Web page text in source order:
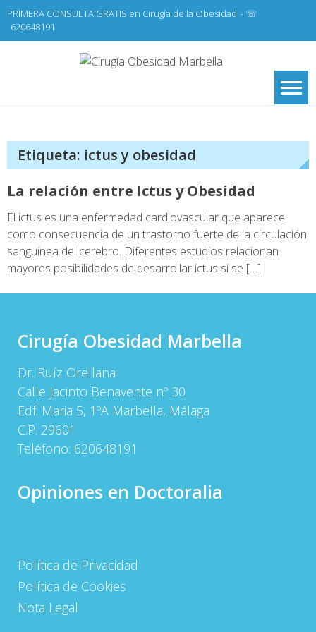
Skip
content
PRIMERA CONSULTA GRATIS en Cirugía de la Obesidad - ☏
620648191
Cirugía de la
Obesidad y Cirugía
General,
Laparoscopia
Etiqueta: ictus y obesidad
La relación entre Ictus y Obesidad
El ictus es una enfermedad cardiovascular que aparece
como consecuencia de un trastorno fuerte de la circulación
sanguínea del cerebro. Diferentes estudios relacionan
mayores posibilidades de desarrollar ictus si se […]
Cirugía Obesidad Marbella
Dr. Ruíz Orellana
Calle Jacinto Benavente nº 30
Edf. Maria 5, 1ºA Marbella, Málaga
C.P. 29601
Teléfono: 620648191
Opiniones en Doctoralia
Política de Privacidad
Política de Cookies
Nota Legal